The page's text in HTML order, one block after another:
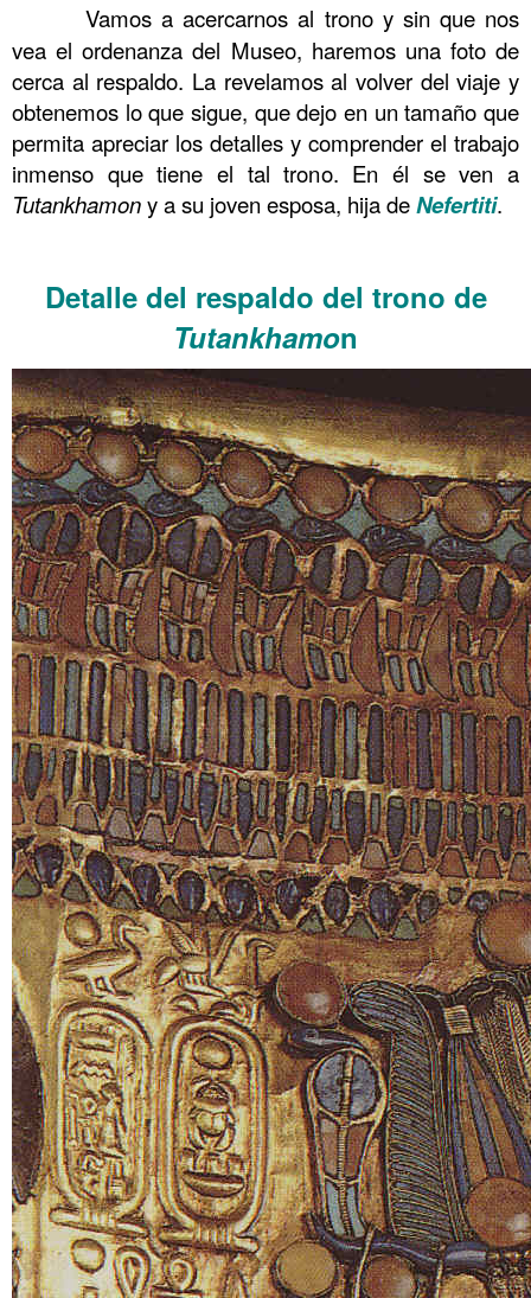
Vamos a acercarnos al trono y sin que nos
vea el ordenanza del Museo, haremos una foto de
cerca al respaldo. La revelamos al volver del viaje y
obtenemos lo que sigue, que dejo en un tamaño que
permita apreciar los detalles y comprender el trabajo
inmenso que tiene el tal trono. En él se ven a
Tutankhamony a su joven esposa, hija deNefertiti.
Detalle del respaldo del trono de
Tutankhamon